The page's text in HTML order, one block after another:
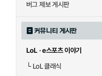
버그 제보 게시판
커뮤니티 게시판
LoL · e스포츠 이야기
└LoL 클래식